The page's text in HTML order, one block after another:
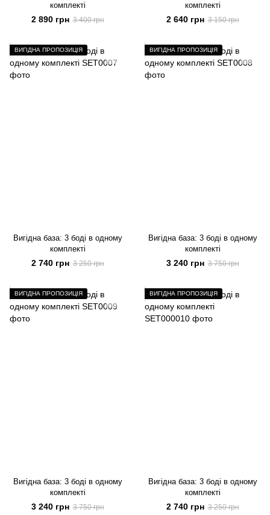
комплекті
2 890 грн 3 400 грн
комплекті
2 640 грн 3 150 грн
ВИГІДНА ПРОПОЗИЦІЯ
Вигідна база: 3 боді в одному
комплекті
2 740 грн 3 250 грн
ВИГІДНА ПРОПОЗИЦІЯ
Вигідна база: 3 боді в одному
комплекті
3 240 грн 3 750 грн
ВИГІДНА ПРОПОЗИЦІЯ
Вигідна база: 3 боді в одному
комплекті
3 240 грн 3 750 грн
ВИГІДНА ПРОПОЗИЦІЯ
Вигідна база: 3 боді в одному
комплекті
2 740 грн 3 250 грн